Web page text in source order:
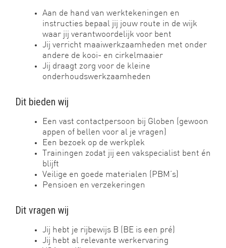
Aan de hand van werktekeningen en
instructies bepaal jij jouw route in de wijk
waar jij verantwoordelijk voor bent
Jij verricht maaiwerkzaamheden met onder
andere de kooi- en cirkelmaaier
Jij draagt zorg voor de kleine
onderhoudswerkzaamheden
Dit bieden wij
Een vast contactpersoon bij Globen (gewoon
appen of bellen voor al je vragen)
Een bezoek op de werkplek
Trainingen zodat jij een vakspecialist bent én
blijft
Veilige en goede materialen (PBM’s)
Pensioen en verzekeringen
Dit vragen wij
Jij hebt je rijbewijs B (BE is een pré)
Jij hebt al relevante werkervaring